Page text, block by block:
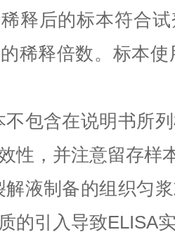
释后的标本符合
稀释倍数。标本
包含在说明书所
性，并注意留存样
液制备的组织匀
的引入导致ELISA